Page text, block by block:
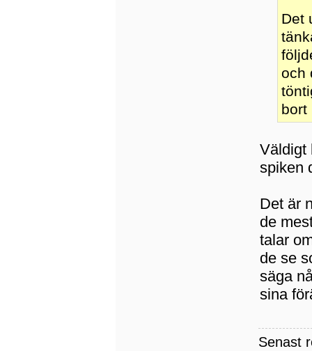
Det
och
bort
Väldigt
spiken
Det är
de
talar
de se
säga
sina
Senast